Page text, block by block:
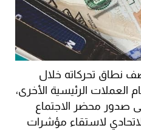
نطاق تحركاته خلال
العملات الرئيسية الأخرى،
صدور محضر الاجتماع
لاستقاء مؤشرات